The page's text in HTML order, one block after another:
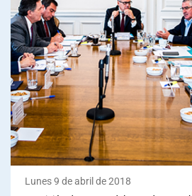
Lunes 9 de abril de 2018